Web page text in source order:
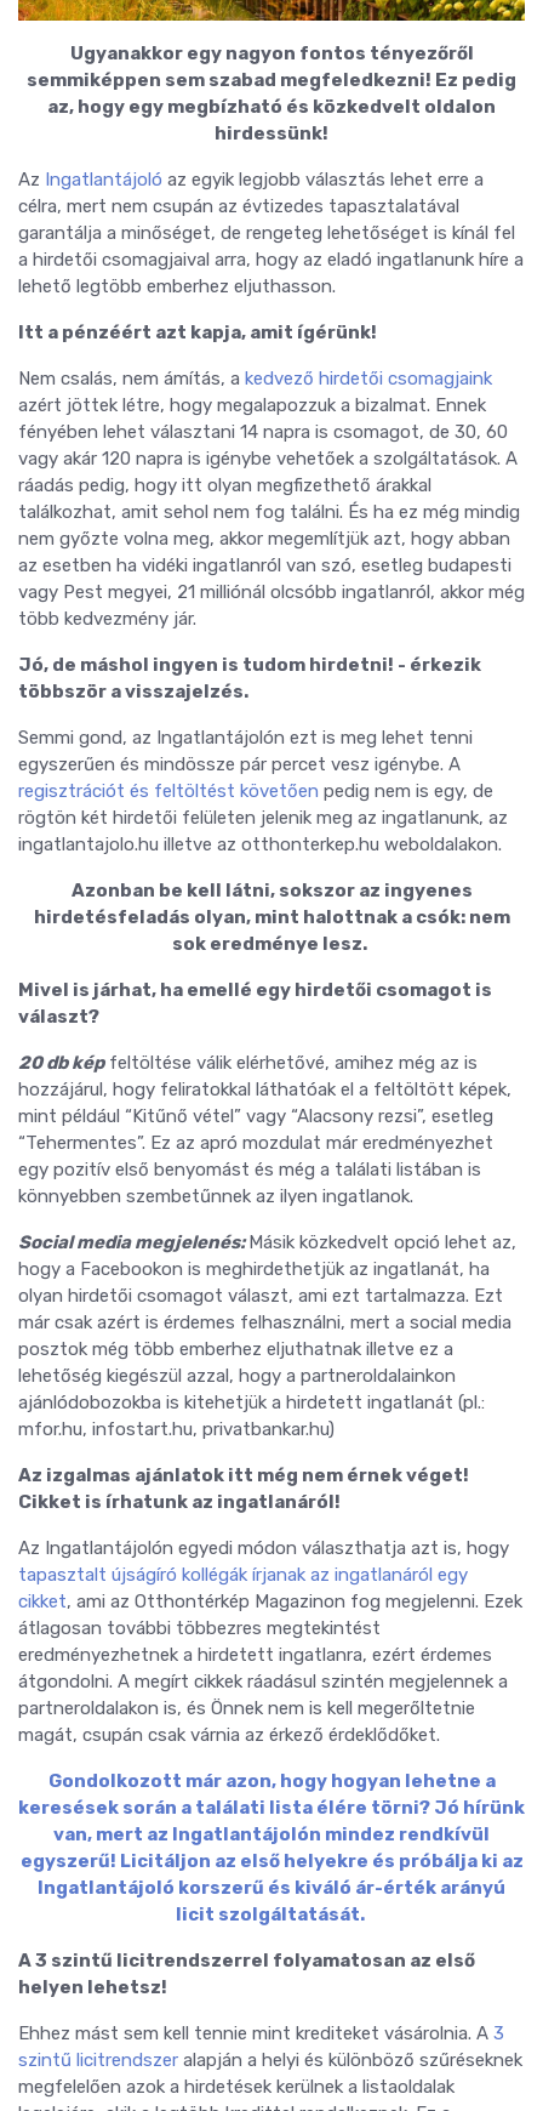
Ugyanakkor egy nagyon fontos tényezőről
semmiképpen sem szabad megfeledkezni! Ez pedig
az, hogy egy megbízható és közkedvelt oldalon
hirdessünk!
Az Ingatlantájoló az egyik legjobb választás lehet erre a
célra, mert nem csupán az évtizedes tapasztalatával
garantálja a minőséget, de rengeteg lehetőséget is kínál fel
a hirdetői csomagjaival arra, hogy az eladó ingatlanunk híre a
lehető legtöbb emberhez eljuthasson.
Itt a pénzéért azt kapja, amit ígérünk!
Nem csalás, nem ámítás, a kedvező hirdetői csomagjaink
azért jöttek létre, hogy megalapozzuk a bizalmat. Ennek
fényében lehet választani 14 napra is csomagot, de 30, 60
vagy akár 120 napra is igénybe vehetőek a szolgáltatások. A
ráadás pedig, hogy itt olyan megfizethető árakkal
találkozhat, amit sehol nem fog találni. És ha ez még mindig
nem győzte volna meg, akkor megemlítjük azt, hogy abban
az esetben ha vidéki ingatlanról van szó, esetleg budapesti
vagy Pest megyei, 21 milliónál olcsóbb ingatlanról, akkor még
több kedvezmény jár.
Jó, de máshol ingyen is tudom hirdetni! - érkezik
többször a visszajelzés.
Semmi gond, az Ingatlantájolón ezt is meg lehet tenni
egyszerűen és mindössze pár percet vesz igénybe. A
regisztrációt és feltöltést követően pedig nem is egy, de
rögtön két hirdetői felületen jelenik meg az ingatlanunk, az
ingatlantajolo.hu illetve az otthonterkep.hu weboldalakon.
Azonban be kell látni, sokszor az ingyenes
hirdetésfeladás olyan, mint halottnak a csók: nem
sok eredménye lesz.
Mivel is járhat, ha emellé egy hirdetői csomagot is
választ?
20 db képfeltöltése válik elérhetővé, amihez még az is
hozzájárul, hogy feliratokkal láthatóak el a feltöltött képek,
mint például “Kitűnő vétel” vagy “Alacsony rezsi”, esetleg
“Tehermentes”. Ez az apró mozdulat már eredményezhet
egy pozitív első benyomást és még a találati listában is
könnyebben szembetűnnek az ilyen ingatlanok.
Social media megjelenés:Másik közkedvelt opció lehet az,
hogy a Facebookon is meghirdethetjük az ingatlanát, ha
olyan hirdetői csomagot választ, ami ezt tartalmazza. Ezt
már csak azért is érdemes felhasználni, mert a social media
posztok még több emberhez eljuthatnak illetve ez a
lehetőség kiegészül azzal, hogy a partneroldalainkon
ajánlódobozokba is kitehetjük a hirdetett ingatlanát (pl.:
mfor.hu, infostart.hu, privatbankar.hu)
Az izgalmas ajánlatok itt még nem érnek véget!
Cikket is írhatunk az ingatlanáról!
Az Ingatlantájolón egyedi módon választhatja azt is, hogy
tapasztalt újságíró kollégák írjanak az ingatlanáról egy
cikket, ami az Otthontérkép Magazinon fog megjelenni. Ezek
átlagosan további többezres megtekintést
eredményezhetnek a hirdetett ingatlanra, ezért érdemes
átgondolni. A megírt cikkek ráadásul szintén megjelennek a
partneroldalakon is, és Önnek nem is kell megerőltetnie
magát, csupán csak várnia az érkező érdeklődőket.
Gondolkozott már azon, hogy hogyan lehetne a
keresések során a találati lista élére törni? Jó hírünk
van, mert az Ingatlantájolón mindez rendkívül
egyszerű! Licitáljon az első helyekre és próbálja ki az
Ingatlantájoló korszerű és kiváló ár-érték arányú
licit szolgáltatását.
A 3 szintű licitrendszerrel folyamatosan az első
helyen lehetsz!
Ehhez mást sem kell tennie mint krediteket vásárolnia. A 3
szintű licitrendszer alapján a helyi és különböző szűréseknek
megfelelően azok a hirdetések kerülnek a listaoldalak